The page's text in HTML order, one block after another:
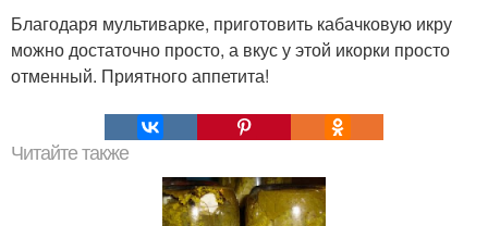
Благодаря мультиварке, приготовить кабачковую икру
можно достаточно просто, а вкус у этой икорки просто
отменный. Приятного аппетита!
Читайте также